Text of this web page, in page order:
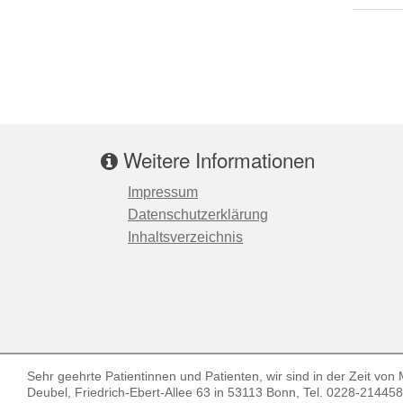
Weitere Informationen
Impressum
Datenschutzerklärung
Inhaltsverzeichnis
Sehr geehrte Patientinnen und Patienten, wir sind in der Zeit
Deubel, Friedrich-Ebert-Allee 63 in 53113 Bonn, Tel. 0228-